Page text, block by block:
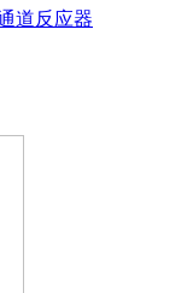
道反应器